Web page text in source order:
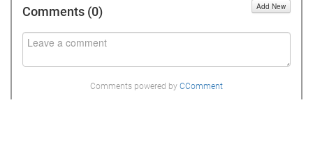
Comments (0) Add New
Comments powered by CComment